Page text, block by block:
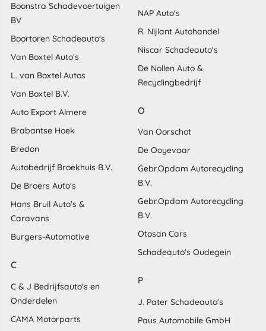
Boonstra Schadevoertuigen
BV
Boortoren Schadeauto's
Van Boxtel Auto's
L. van Boxtel Autos
Van Boxtel B.V.
Auto Export Almere
Brabantse Hoek
Bredon
Autobedrijf Broekhuis B.V.
De Broers Auto's
Hans Bruil Auto's &
Caravans
Burgers-Automotive
C
C & J Bedrijfsauto's en
Onderdelen
CAMA Motorparts
NAP Auto's
R. Nijlant Autohandel
Niscar Schadeauto's
De Nollen Auto &
Recyclingbedrijf
O
Van Oorschot
De Ooyevaar
Gebr.Opdam Autorecycling
B.V.
Gebr.Opdam Autorecycling
B.V.
Otosan Cars
Schadeauto's Oudegein
P
J. Pater Schadeauto's
Paus Automobile GmbH